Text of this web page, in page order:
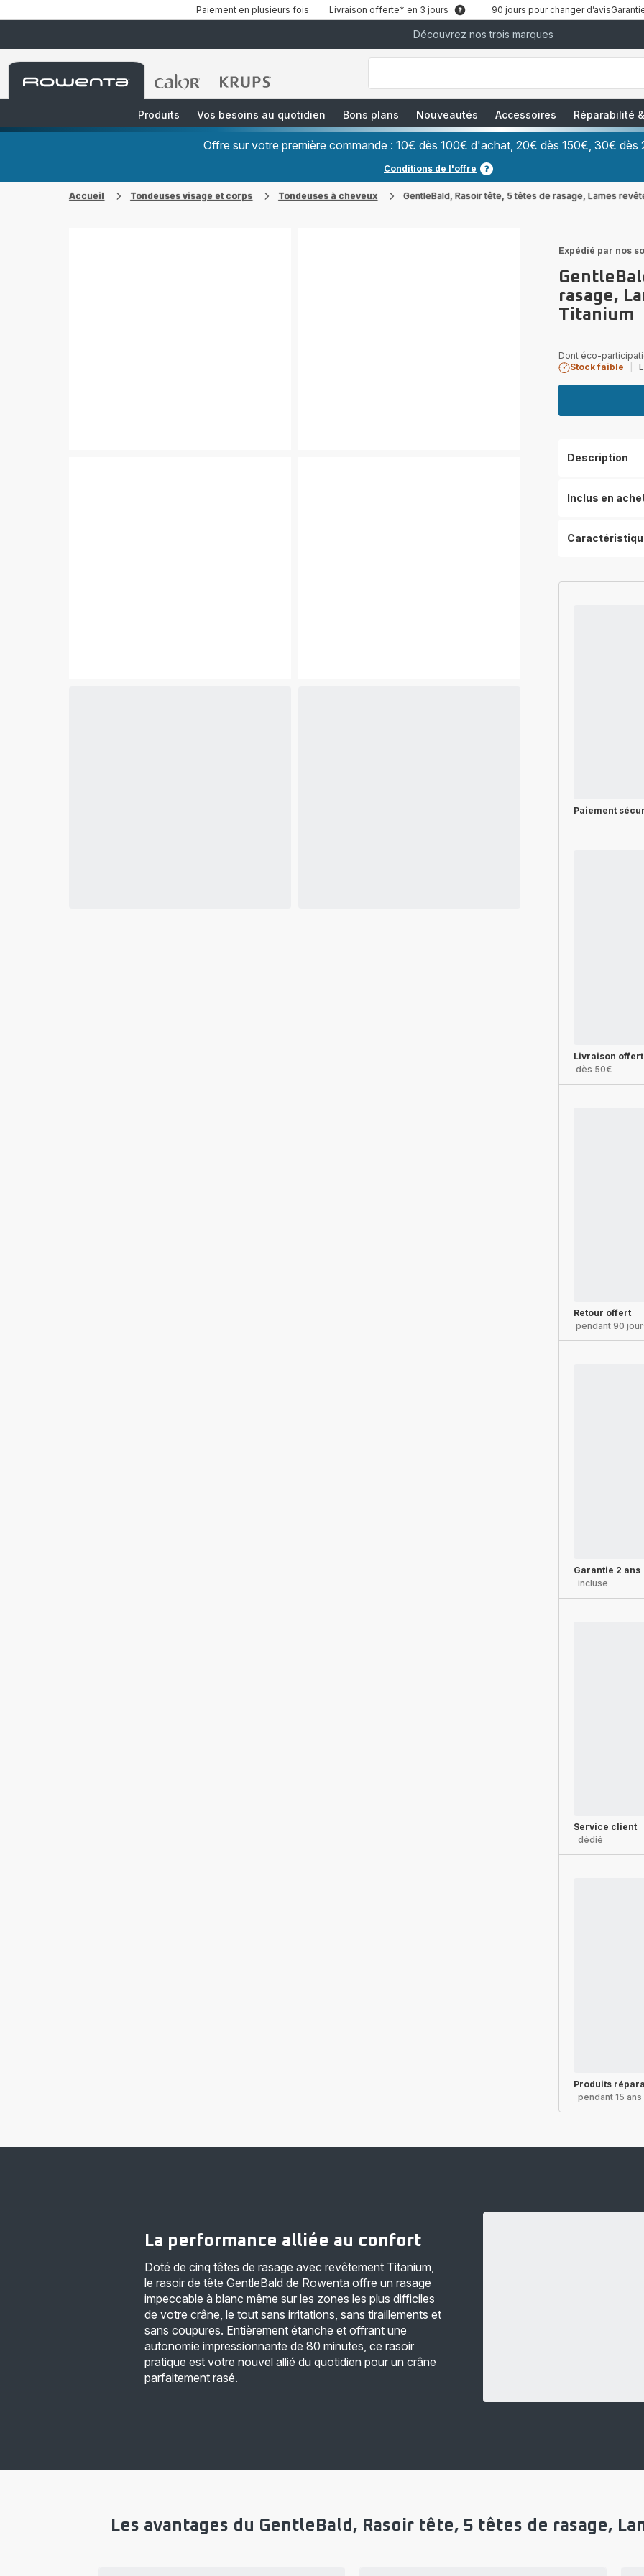
Paiement en plusieurs fois Livraison offerte* en 3 jours 90 jours pour changer d’avis
Découvrez nos trois marques
Accueil
Rowenta
Accueil
Accueil
["Que
recherchez-
Café
Grains","Centrales
Vapeurs","Sèche
Produits Vos besoins au quotidien Bons plans Nouveautés Accessoires Réparabilité
Offre sur votre première commande : 10€ dès 100€ d'achat, 20€ dès 150€, 30€ dès
Conditions de l'offre
Accueil Tondeuses visage et corps Tondeuses à cheveux GentleBald, Rasoir tête, 5 têtes de rasage, Lames
Expédié par nos
rasage,
Titanium
Dont éco-
Stock faible
Description
Inclus en
Paiement
Livraison
dès 50€
Retour offert
pendant 90
Garantie 2 ans
incluse
Service client
dédié
Produits
pendant 15 ans
La performance alliée au confort
Doté de cinq têtes de rasage avec revêtement Titanium,
le rasoir de tête GentleBald de Rowenta offre un rasage
impeccable à blanc même sur les zones les plus difficiles
de votre crâne, le tout sans irritations, sans tiraillements et
sans coupures. Entièrement étanche et offrant une
autonomie impressionnante de 80 minutes, ce rasoir
pratique est votre nouvel allié du quotidien pour un crâne
parfaitement rasé.
Les avantages du GentleBald, Rasoir tête, 5 têtes de rasage,